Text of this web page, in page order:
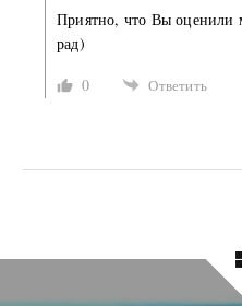
Приятно, что Вы оценили
рад)
0
Ответить